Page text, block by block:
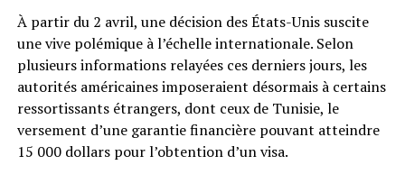
À partir du 2 avril, une décision des États-Unis suscite
une vive polémique à l’échelle internationale. Selon
plusieurs informations relayées ces derniers jours, les
autorités américaines imposeraient désormais à certains
ressortissants étrangers, dont ceux de Tunisie, le
versement d’une garantie financière pouvant atteindre
15 000 dollars pour l’obtention d’un visa.